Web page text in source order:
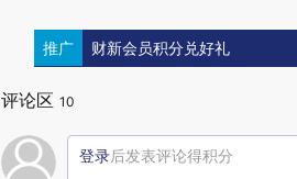
推广 财新会员积分兑好礼
评论区 10
登录后发表评论得积分